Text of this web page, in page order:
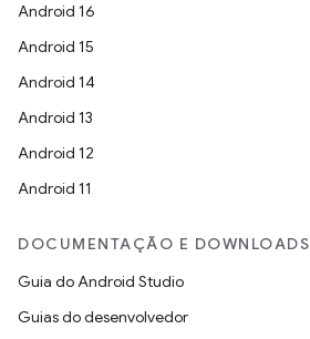
Android 16
Android 15
Android 14
Android 13
Android 12
Android 11
DOCUMENTAÇÃO E DOWNLOADS
Guia do Android Studio
Guias do desenvolvedor